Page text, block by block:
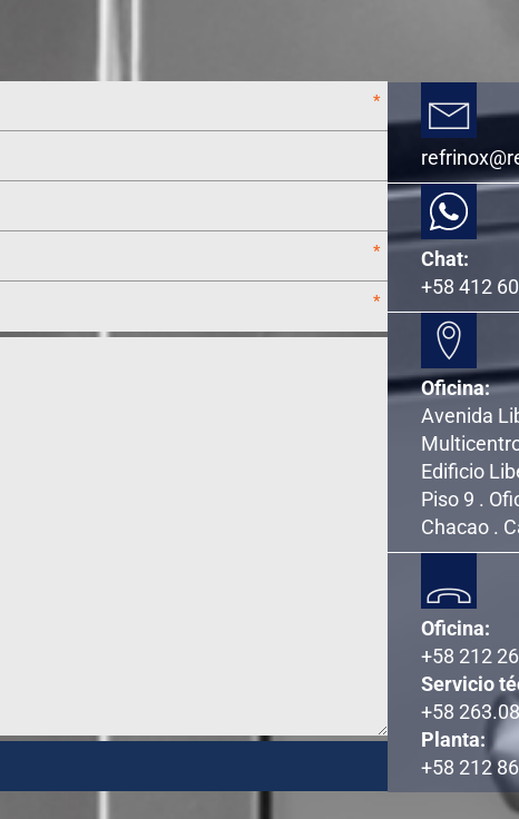
Chat:
+58 412
Oficina:
Avenida
Edificio
Piso 9 .
Chacao .
Oficina:
+58 212
Servicio
+58
Planta:
+58 212
*
*
*